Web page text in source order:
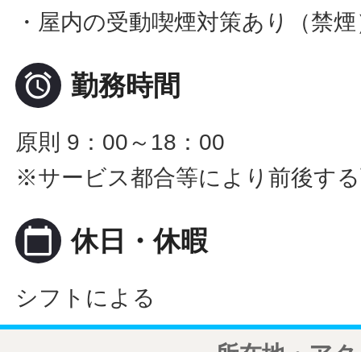
・屋内の受動喫煙対策あり（禁
 勤務時間
原則 9：00～18：00
※サービス都合等により前後す
calendar_today 休日・休暇
シフトによる